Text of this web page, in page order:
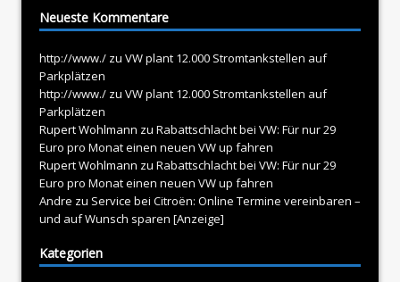
Neueste Kommentare
http://www./ zu VW plant 12.000 Stromtankstellen auf
Parkplätzen
http://www./ zu VW plant 12.000 Stromtankstellen auf
Parkplätzen
Rupert Wohlmann zu Rabattschlacht bei VW: Für nur 29
Euro pro Monat einen neuen VW up fahren
Rupert Wohlmann zu Rabattschlacht bei VW: Für nur 29
Euro pro Monat einen neuen VW up fahren
Andre zu Service bei Citroën: Online Termine vereinbaren –
und auf Wunsch sparen [Anzeige]
Kategorien